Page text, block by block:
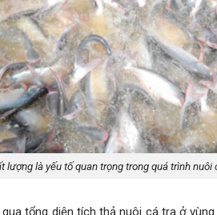
lượng là yếu tố quan trọng trong quá trình nuôi
tổng diện tích thả nuôi cá tra ở